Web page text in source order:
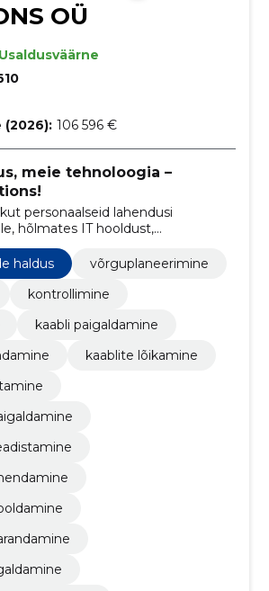
OÜ
Usaldusväärne
(2026): 106 596 €
meie tehnoloogia –
personaalseid lahendusi
hõlmates IT hooldust,
ja nõrkvoolu võrkude
haldus
võrguplaneerimine
kontrollimine
kaabli paigaldamine
kaablite lõikamine